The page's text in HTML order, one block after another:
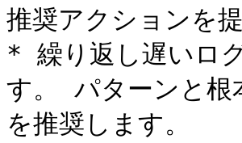
推奨アクションを
* 繰り返し遅いロ
す。 パターンと根
を推奨します。